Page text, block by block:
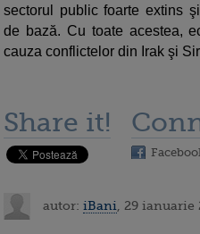
sectorul public foarte extins
de bază. Cu toate acestea,
cauza conflictelor din Irak şi
Share it!
autor: iBani , 29 ianuarie